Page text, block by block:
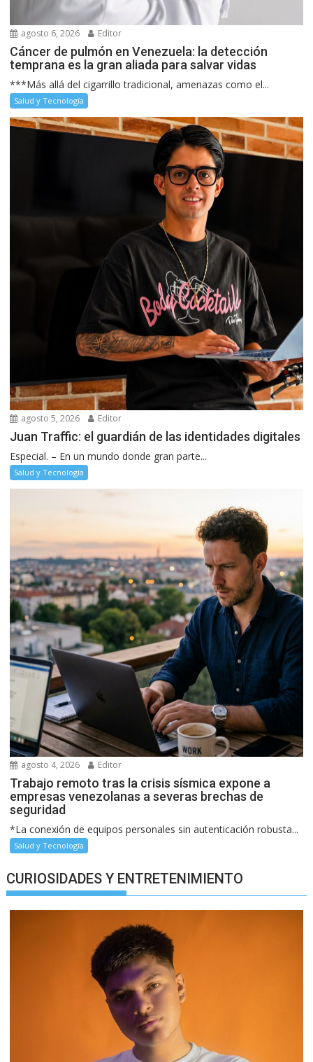
agosto 6, 2026 Editor
Cáncer de pulmón en Venezuela: la detección
temprana es la gran aliada para salvar vidas
***Más allá del cigarrillo tradicional, amenazas como el...
Salud y Tecnología
agosto 5, 2026 Editor
Juan Traffic: el guardián de las identidades digitales
Especial. – En un mundo donde gran parte...
Salud y Tecnología
agosto 4, 2026 Editor
Trabajo remoto tras la crisis sísmica expone a
empresas venezolanas a severas brechas de
seguridad
*La conexión de equipos personales sin autenticación robusta...
Salud y Tecnología
CURIOSIDADES Y ENTRETENIMIENTO